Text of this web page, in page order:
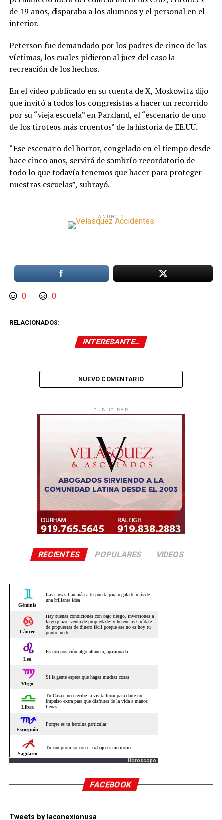
de 19 años, disparaba a los alumnos y el personal en el
interior.
Peterson fue demandado por los padres de cinco de las
víctimas, los cuales pidieron al juez del caso la
recreación de los hechos.
En el video publicado en su cuenta de X, Moskowitz dijo
que invitó a todos los congresistas a hacer un recorrido
por su “vieja escuela” en Parkland, el “escenario de uno
de los tiroteos más cruentos” de la historia de EE.UU.
“Ese escenario del horror, congelado en el tiempo desde
hace cinco años, servirá de sombrío recordatorio de
todo lo que todavía tenemos que hacer para proteger
nuestras escuelas”, subrayó.
ANUNCIO
0 0
RELACIONADOS:
INTERESANTE..
NUEVO COMENTARIO
PUBLICIDAD
RECIENTES POPULARES VIDEOS
Horoscopo
FACEBOOK
Tweets by laconexionusa